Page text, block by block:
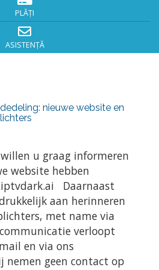
PLĂȚI
ASISTENȚĂ
nieuwe website en
u graag informeren
website hebben
Daarnaast
aan herinneren
met name via
verloopt
en via ons
nemen geen contact op